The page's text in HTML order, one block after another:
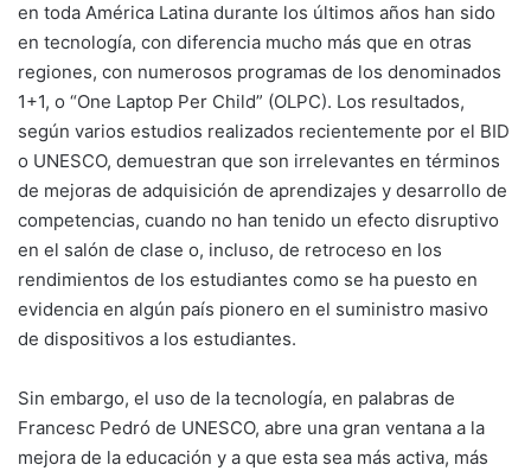
en toda América Latina durante los últimos años han sido
en tecnología, con diferencia mucho más que en otras
regiones, con numerosos programas de los denominados
1+1, o “One Laptop Per Child” (OLPC). Los resultados,
según varios estudios realizados recientemente por el BID
o UNESCO, demuestran que son irrelevantes en términos
de mejoras de adquisición de aprendizajes y desarrollo de
competencias, cuando no han tenido un efecto disruptivo
en el salón de clase o, incluso, de retroceso en los
rendimientos de los estudiantes como se ha puesto en
evidencia en algún país pionero en el suministro masivo
de dispositivos a los estudiantes.
Sin embargo, el uso de la tecnología, en palabras de
Francesc Pedró de UNESCO, abre una gran ventana a la
mejora de la educación y a que esta sea más activa, más